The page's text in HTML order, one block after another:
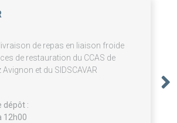
de repas en liaison froide
de restauration du CCAS de
Avignon et du SIDSCAVAR
dépôt :
12h00